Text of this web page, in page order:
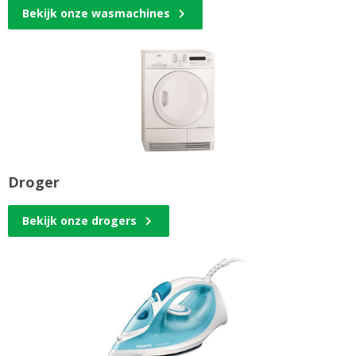
Bekijk onze wasmachines
Droger
Bekijk onze drogers